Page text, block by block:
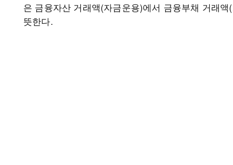
은 금융자산 거래액(자금운용)에서 금융부채 거래
뜻한다.